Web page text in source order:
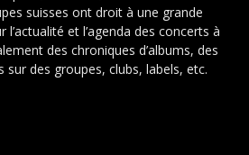
suisses ont droit à une grande
l’actualité et l’agenda des concerts à
des chroniques d’albums, des
sur des groupes, clubs, labels, etc.